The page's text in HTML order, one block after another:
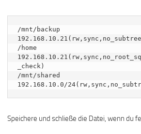
/mnt/backup
/home
_check)
/mnt/shared
192.168.10.0/
Speichere und schließe die Datei, wenn du